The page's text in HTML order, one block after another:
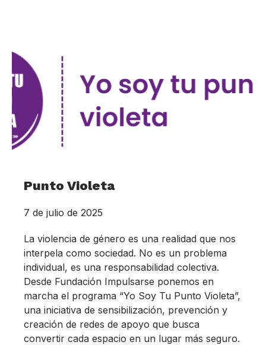
Punto Violeta
7 de julio de 2025
La violencia de género es una realidad que nos
interpela como sociedad. No es un problema
individual, es una responsabilidad colectiva.
Desde Fundación Impulsarse ponemos en
marcha el programa “Yo Soy Tu Punto Violeta”,
una iniciativa de sensibilización, prevención y
creación de redes de apoyo que busca
convertir cada espacio en un lugar más seguro.